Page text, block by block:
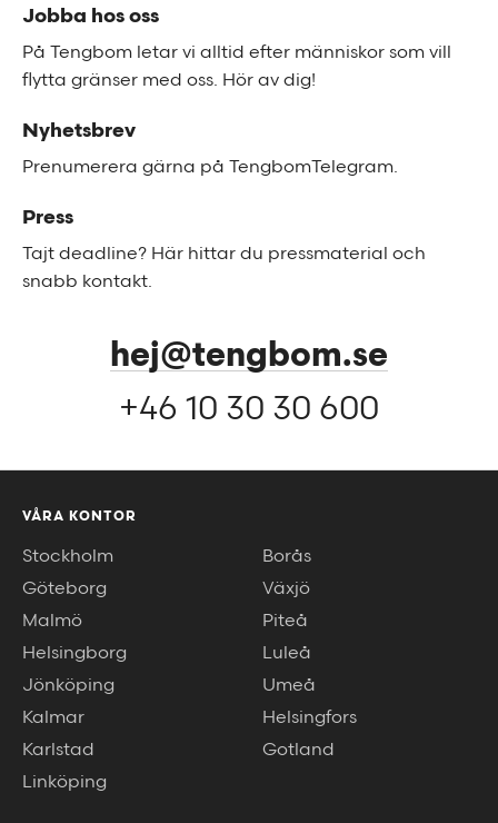
Jobba hos oss
På Tengbom letar vi alltid efter människor som vill
flytta gränser med oss. Hör av dig!
Nyhetsbrev
Prenumerera gärna på TengbomTelegram.
Press
Tajt deadline? Här hittar du pressmaterial och
snabb kontakt.
hej@tengbom.se
+46 10 30 30 600
VÅRA KONTOR
Stockholm
Göteborg
Malmö
Helsingborg
Jönköping
Kalmar
Karlstad
Linköping
Borås
Växjö
Piteå
Luleå
Umeå
Helsingfors
Gotland